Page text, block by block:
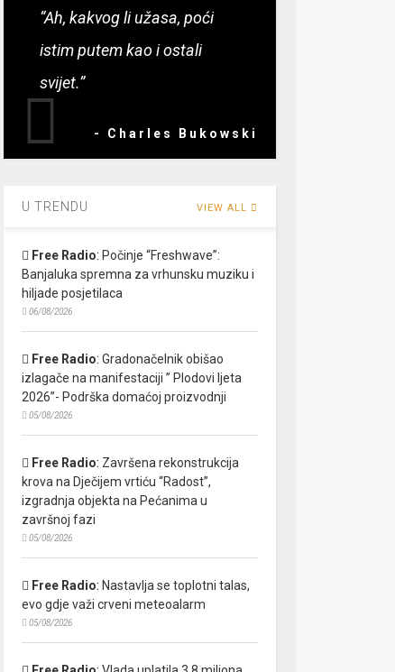
“Ah, kakvog li užasa, poći
istim putem kao i ostali
svijet.”
- Charles Bukowski
U TRENDU VIEW ALL
Free Radio: Počinje “Freshwave”:
Banjaluka spremna za vrhunsku muziku i
hiljade posjetilaca
06/08/2026
Free Radio: Gradonačelnik obišao
izlagače na manifestaciji ” Plodovi ljeta
2026”- Podrška domaćoj proizvodnji
05/08/2026
Free Radio: Završena rekonstrukcija
krova na Dječijem vrtiću “Radost”,
izgradnja objekta na Pećanima u
završnoj fazi
05/08/2026
Free Radio: Nastavlja se toplotni talas,
evo gdje važi crveni meteoalarm
05/08/2026